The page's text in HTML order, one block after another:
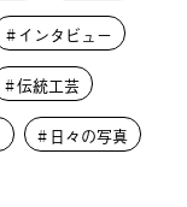
インタビュー
伝統工芸
日々の写真